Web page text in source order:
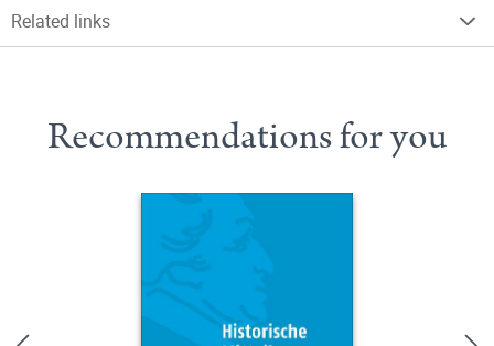
Related links
Recommendations for you